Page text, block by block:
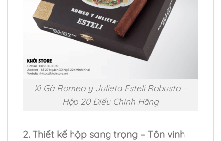
Xì Gà Romeo y Julieta Esteli Robusto –
Hộp 20 Điếu Chính Hãng
2. Thiết kế hộp sang trọng – Tôn vinh